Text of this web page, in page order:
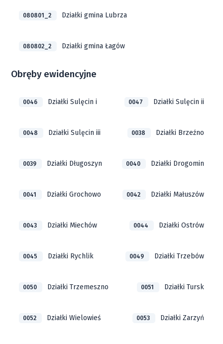
080801_2 Działki gmina Lubrza
080802_2 Działki gmina Łagów
Obręby ewidencyjne
0046 Działki Sulęcin i 0047 Działki Sulęcin ii
0048 Działki Sulęcin iii 0038 Działki Brzeźno
0039 Działki Długoszyn 0040 Działki Drogomin
0041 Działki Grochowo 0042 Działki Małuszów
0043 Działki Miechów 0044 Działki Ostrów
0045 Działki Rychlik 0049 Działki Trzebów
0050 Działki Trzemeszno 0051 Działki Tursk
0052 Działki Wielowieś 0053 Działki Zarzyń